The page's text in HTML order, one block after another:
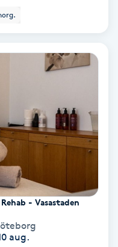
- Vasastaden
aug.